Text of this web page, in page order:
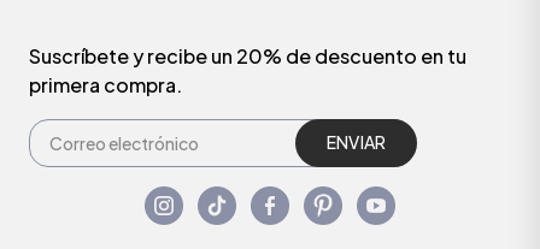
Suscríbete y recibe un 20% de descuento en tu
primera compra.
ENVIAR